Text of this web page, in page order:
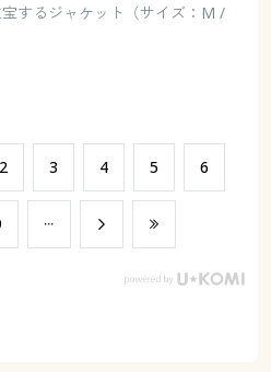
するジャケット（サイズ：M /
​2 ​3 ​4 ​5 ​6